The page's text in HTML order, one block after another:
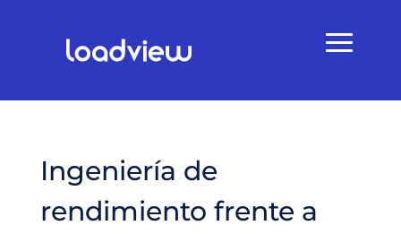
Ingeniería de
rendimiento frente a